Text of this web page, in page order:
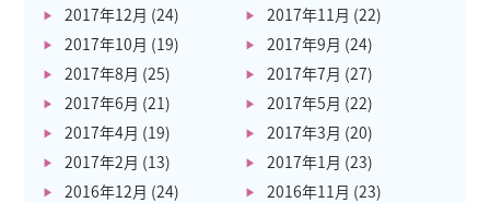
2017年12月 (24) 2017年11月 (22)
2017年10月 (19) 2017年9月 (24)
2017年8月 (25) 2017年7月 (27)
2017年6月 (21) 2017年5月 (22)
2017年4月 (19) 2017年3月 (20)
2017年2月 (13) 2017年1月 (23)
2016年12月 (24) 2016年11月 (23)